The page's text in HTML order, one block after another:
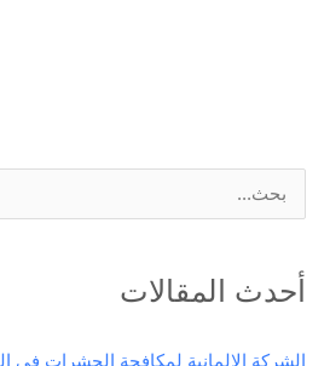
ب
حأحدث المقالات